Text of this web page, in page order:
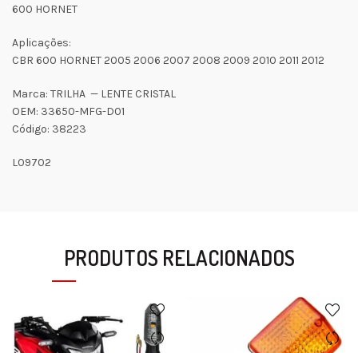
600 HORNET
Aplicações:
CBR 600 HORNET 2005 2006 2007 2008 2009 2010 2011 2012
Marca: TRILHA — LENTE CRISTAL
OEM: 33650-MFG-D01
Código: 38223
L09702
PRODUTOS RELACIONADOS